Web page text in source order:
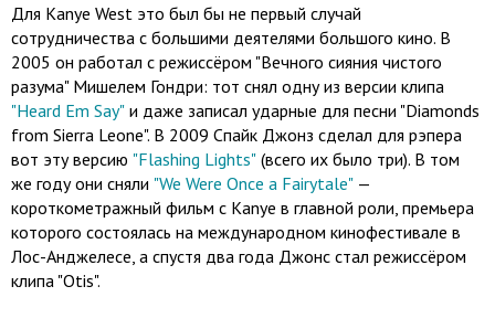
Для Kanye West это был бы не первый случай
сотрудничества с большими деятелями большого кино. В
2005 он работал с режиссёром "Вечного сияния чистого
разума" Мишелем Гондри: тот снял одну из версии клипа
"Heard Em Say" и даже записал ударные для песни "Diamonds
from Sierra Leone". В 2009 Спайк Джонз сделал для рэпера
вот эту версию "Flashing Lights" (всего их было три). В том
же году они сняли "We Were Once a Fairytale" —
короткометражный фильм с Kanye в главной роли, премьера
которого состоялась на международном кинофестивале в
Лос-Анджелесе, а спустя два года Джонс стал режиссёром
клипа "Otis".